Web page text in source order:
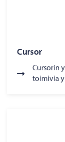
Cursor
Cursorin
toimivia